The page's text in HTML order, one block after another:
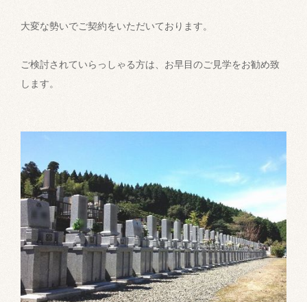
大変な勢いでご契約をいただいております。
ご検討されていらっしゃる方は、お早目のご見学をお勧め致
します。